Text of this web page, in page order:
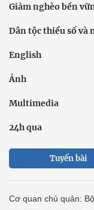
Giảm nghèo bền
Dân tộc thiểu số và
English
Ảnh
Multimedia
24h qua
Tuyến bài
Cơ quan chủ quản: